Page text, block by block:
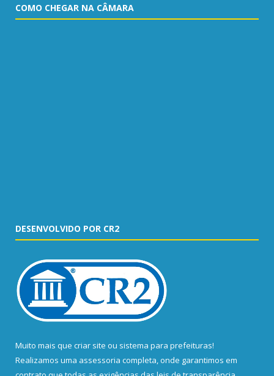
COMO CHEGAR NA CÂMARA
DESENVOLVIDO POR CR2
Muito mais que criar site ou sistema para prefeituras!
Realizamos uma assessoria completa, onde garantimos em